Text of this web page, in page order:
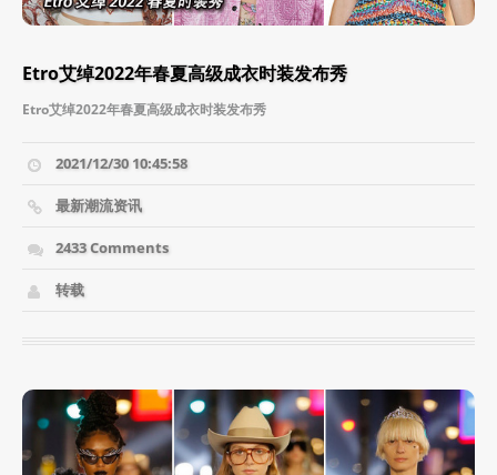
Etro艾绰2022年春夏高级成衣时装发布秀
Etro艾绰2022年春夏高级成衣时装发布秀
2021/12/30 10:45:58
最新潮流资讯
2433 Comments
转载